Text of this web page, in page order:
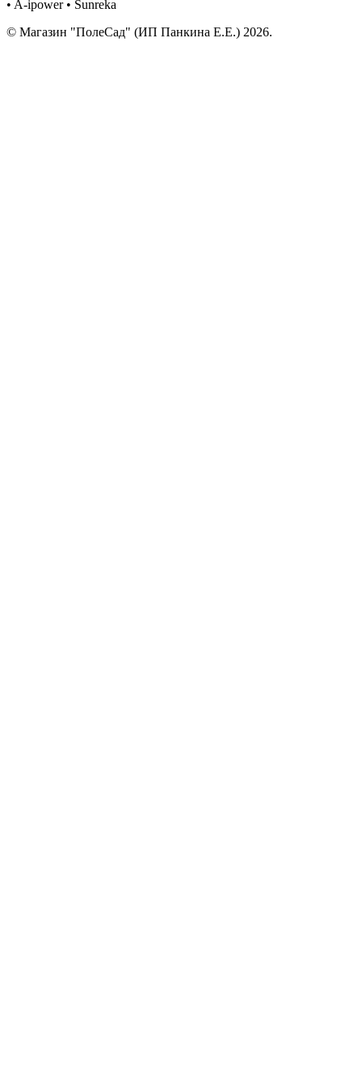
• A-ipower • Sunreka
© Магазин "ПолеСад" (ИП Панкина Е.Е.) 2026.